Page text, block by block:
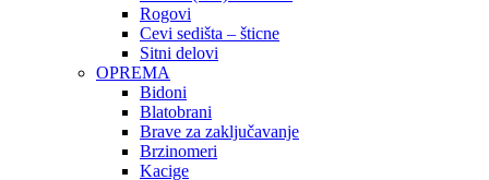
Rogovi
Cevi sedišta – šticne
Sitni delovi
OPREMA
Bidoni
Blatobrani
Brave za zaključavanje
Brzinomeri
Kacige